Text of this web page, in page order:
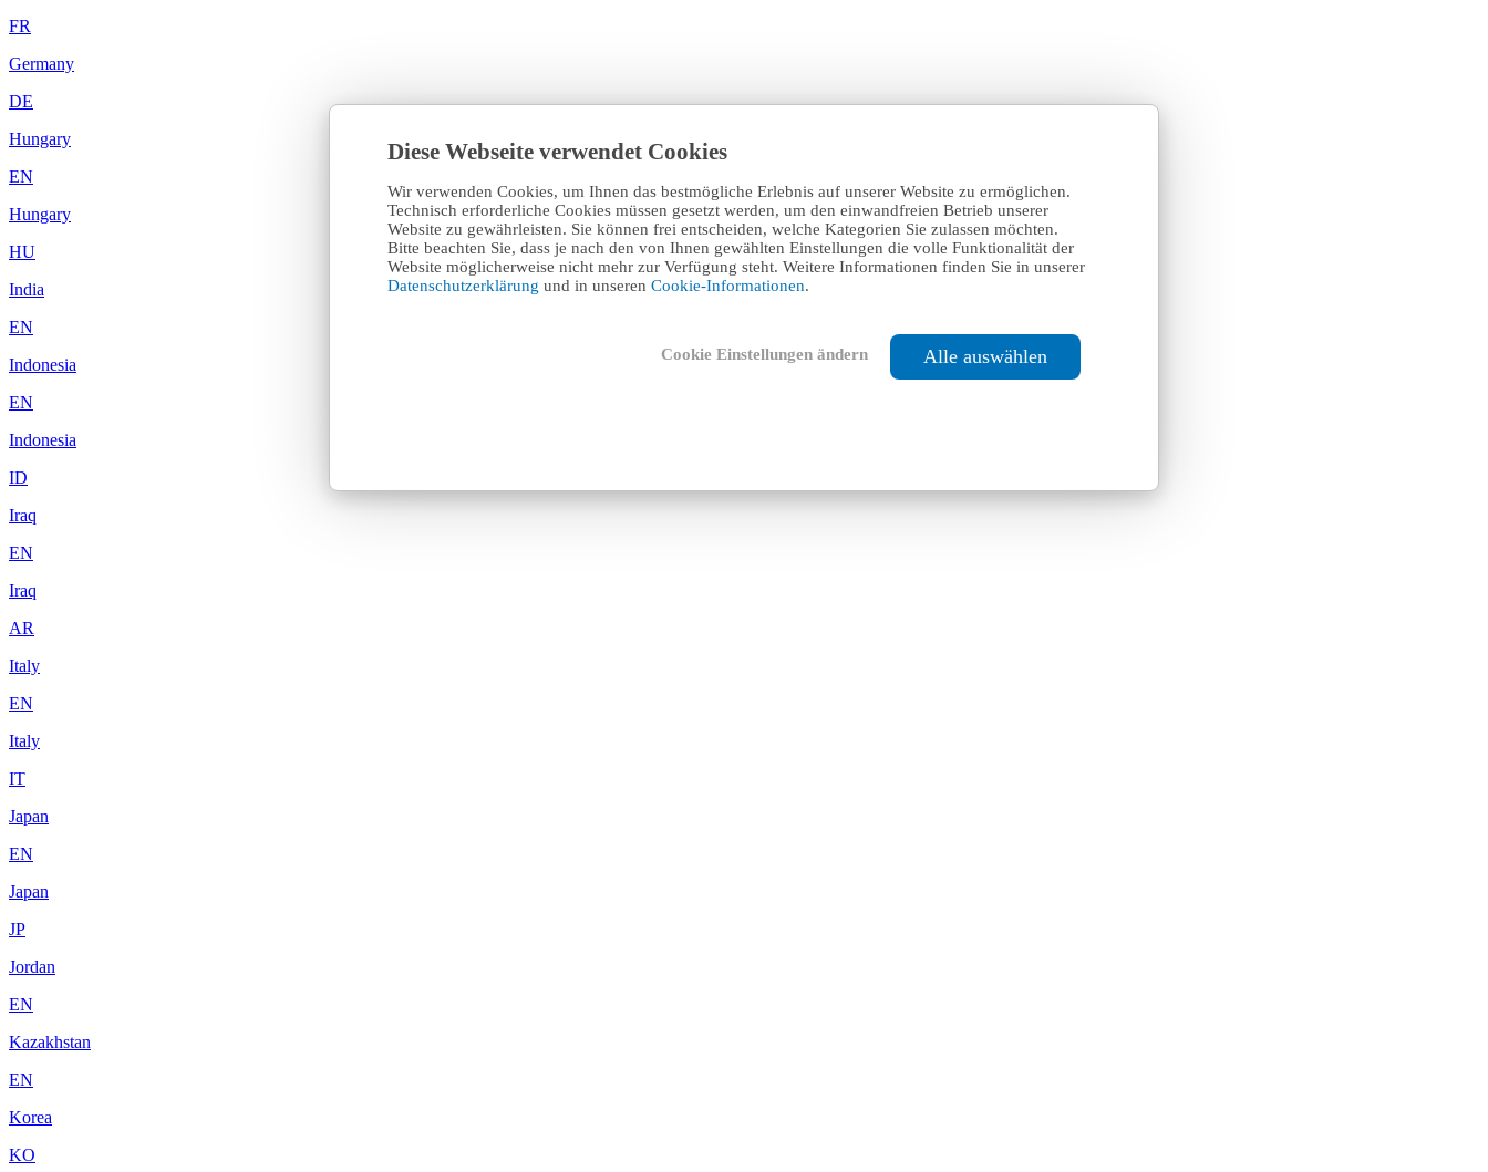
Diese Webseite verwendet Cookies
Wir verwenden Cookies, um Ihnen das bestmögliche Erlebnis auf unserer Website zu ermöglichen.
Technisch erforderliche Cookies müssen gesetzt werden, um den einwandfreien Betrieb unserer
Website zu gewährleisten. Sie können frei entscheiden, welche Kategorien Sie zulassen möchten.
Bitte beachten Sie, dass je nach den von Ihnen gewählten Einstellungen die volle Funktionalität der
Website möglicherweise nicht mehr zur Verfügung steht. Weitere Informationen finden Sie in unserer
Datenschutzerklärung und in unseren Cookie-Informationen.
Cookie Einstellungen ändern Alle auswählen
FR
Germany
DE
Hungary
EN
Hungary
HU
India
EN
Indonesia
EN
Indonesia
ID
Iraq
EN
Iraq
AR
Italy
EN
Italy
IT
Japan
EN
Japan
JP
Jordan
EN
Kazakhstan
EN
Korea
KO